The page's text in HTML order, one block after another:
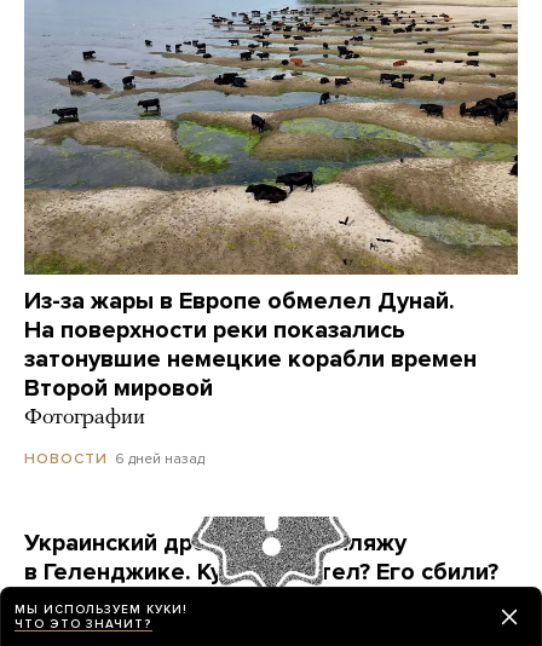
Из-за жары в Европе обмелел Дунай.
На поверхности реки показались
затонувшие немецкие корабли времен
Второй мировой
Фотографии
НОВОСТИ 6 дней назад
Украинский дрон попал по пляжу
в Геленджике. Куда он летел? Его сбили?
Точных ответов нет. Но недалеко от места
ЧП находится объект, который могла защищать
МЫ ИСПОЛЬЗУЕМ КУКИ!
ЧТО ЭТО ЗНАЧИТ?